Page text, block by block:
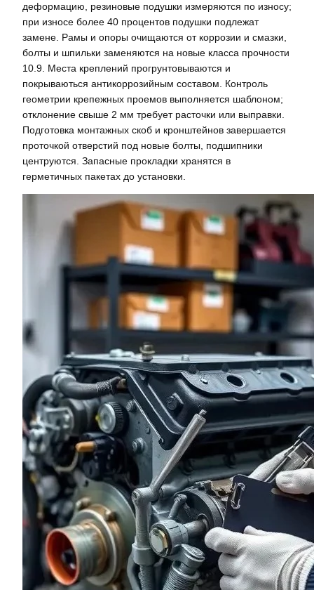
деформацию, резиновые подушки измеряются по износу;
при износе более 40 процентов подушки подлежат
замене. Рамы и опоры очищаются от коррозии и смазки,
болты и шпильки заменяются на новые класса прочности
10.9. Места креплений прогрунтовываются и
покрываються антикоррозийным составом. Контроль
геометрии крепежных проемов выполняется шаблоном;
отклонение свыше 2 мм требует расточки или выправки.
Подготовка монтажных скоб и кронштейнов завершается
проточкой отверстий под новые болты, подшипники
центруются. Запасные прокладки хранятся в
герметичных пакетах до установки.